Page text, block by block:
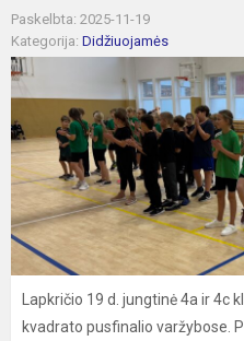
Paskelbta: 2025-11-19
Kategorija: Didžiuojamės
Lapkričio 19 d. jungtinė 4a ir 4c
kvadrato pusfinalio varžybose.